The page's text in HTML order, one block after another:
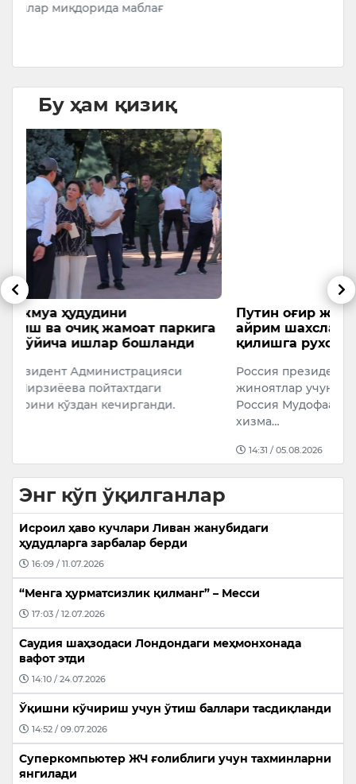
Бу ҳам қизиқ
Путин оғир жиноятлар учун судланган
айрим шахсларни армияга қабул
қилишга рухсат берди
Россия президенти Владимир Путин оғир
жиноятлар учун судланган айрим шахсларнинг
Россия Мудофаа вазирлиги билан ҳарбий
Энг кўп ўқилганлар
Исроил ҳаво кучлари Ливан жанубидаги
ҳудудларга зарбалар берди
16:09 / 11.07.2026
“Менга ҳурматсизлик қилманг” – Месси
17:03 / 12.07.2026
Саудия шаҳзодаси Лондондаги меҳмонхонада
вафот этди
14:10 / 24.07.2026
Ўқишни кўчириш учун ўтиш баллари тасдиқланди
14:52 / 09.07.2026
Суперкомпьютер ЖЧ ғолиблиги учун тахминларни
янгилади